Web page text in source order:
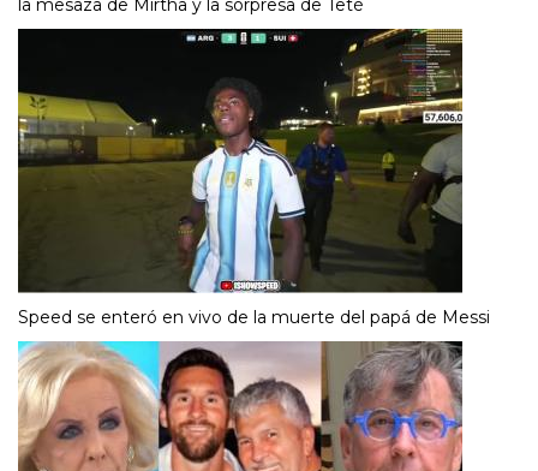
Speed se enteró en vivo de la muerte del papá de Messi